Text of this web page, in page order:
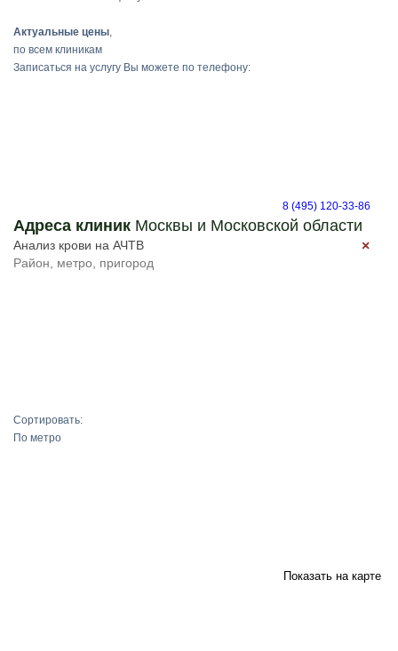
Актуальные цены,
по всем клиникам
Записаться на услугу Вы можете по телефону:
8 (495) 120-33-86
Адреса клиник Москвы и Московской области
×
Сортировать:
По метро
Показать на карте